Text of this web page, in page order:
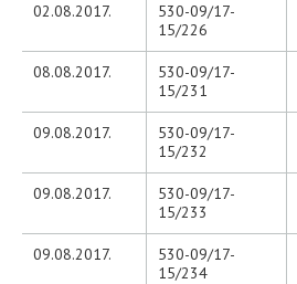
02.08.2017.
530-09/17-
15/226
08.08.2017.
530-09/17-
15/231
09.08.2017.
530-09/17-
15/232
09.08.2017.
530-09/17-
15/233
09.08.2017.
530-09/17-
15/234